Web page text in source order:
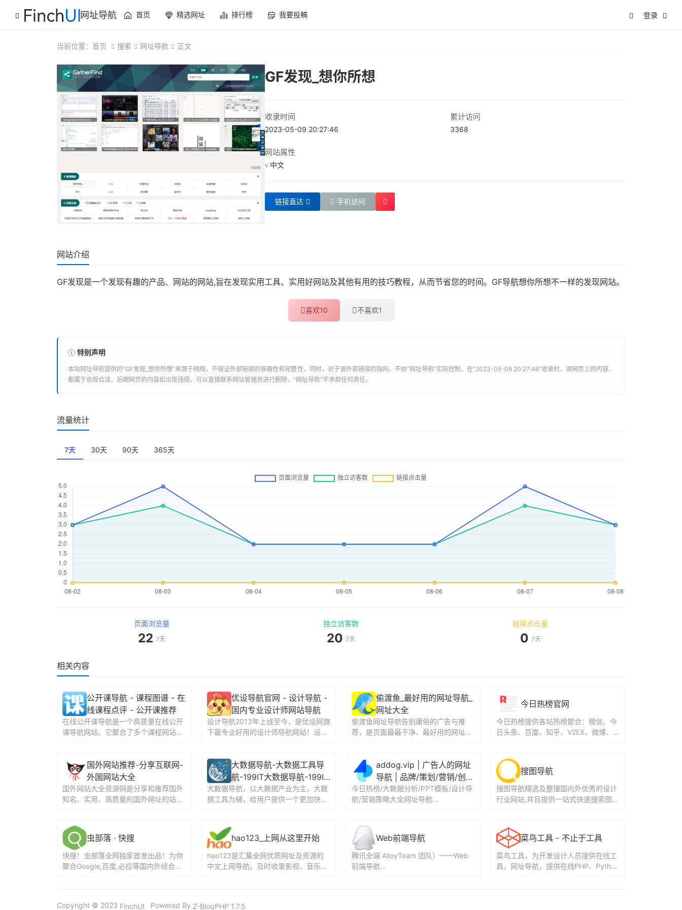
网址导航 首页 精选网址 排行榜 我要投稿 登录
当前位置： 首页 搜索 网址导航 正文
GF发现_想你所想
收录时间
2023-05-09 20:27:46
累计访问
3368
网站属性
中文
链接直达 手机访问
网站介绍
GF发现是一个发现有趣的产品、网站的网站,旨在发现实用工具、实用好网站及其他有用的技巧教程，从而节省您的时间。GF导航想你所想不一样的发现网站。
喜欢10 不喜欢1
特别声明
本站网址导航提供的“GF发现_想你所想”来源于网络，不保证外部链接的准确性和完整性，同时，对于该外部链接的指向，不由“ 网址导航”实际控制，在“2023-05-09 20:27:46”收录时，该网页上的内容，
都属于合规合法，后期网页的内容如出现违规，可以直接联系网站管理员进行删除，“ 网址导航”不承担任何责任。
流量统计
7天 30天 90天 365天
页面浏览量
22 7天
独立访客数
20 7天
链接点击量
0 7天
相关内容
公开课导航 - 课程图谱 - 在
线课程点评 - 公开课推荐
在线公开课导航是一个高质量在线公开
课导航网站。它聚合了多个课程网站的
优设导航官网 - 设计导航 -
国内专业设计师网站导航
设计导航2013年上线至今，是优设网旗
下最专业好用的设计师导航网站！设计
偷渡鱼_最好用的网址导航_
网址大全
偷渡鱼网址导航告别庸俗的广告与推
荐，是页面最最干净、最好用的网址导
今日热榜官网
今日热榜提供各站热榜聚合：微信、今
日头条、百度、知乎、V2EX、微博、
国外网站推荐-分享互联网-
外国网站大全
国外网站大全资源网是分享和推荐国外
知名、实用、高质量的国外网址的站
大数据导航-大数据工具导
航-199IT大数据导航-199IT
大数据工具导航
大数据导航，以大数据产业为主，大数
据工具为辅，给用户提供一个更加快速
addog.vip | 广告人的网址
导航 | 品牌/策划/营销/创
意/文案
今日热榜/大数据分析/PPT模板/设计导
航/营销策略大全网址导航...
搜图导航
搜图导航精选及整理国内外优秀的设计
行业网站,并且提供一站式快速搜索图像
虫部落 · 快搜
快搜！虫部落全网独家首发出品！为你
聚合Google,百度,必应等国内外综合搜
索。精准...
hao123_上网从这里开始
hao123是汇集全网优质网址及资源的
中文上网导航。及时收录影视、音乐、
的网络生活更简...
Web前端导航
腾讯全端 AlloyTeam 团队）——Web
前端导航...
菜鸟工具 - 不止于工具
菜鸟工具，为开发设计人员提供在线工
具，网址导航，提供在线PHP、Pytho
进制...
Copyright © 2023 FinchUI Powered By Z-BlogPHP 1.7.5